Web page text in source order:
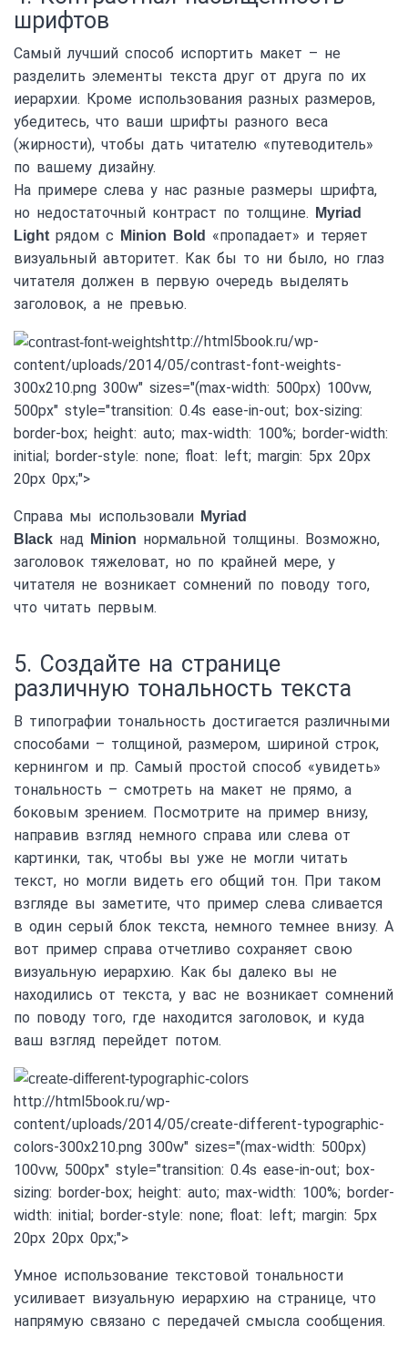
шрифтов
Самый лучший способ испортить макет – не
разделить элементы текста друг от друга по их
иерархии. Кроме использования разных размеров,
убедитесь, что ваши шрифты разного веса
(жирности), чтобы дать читателю «путеводитель»
по вашему дизайну.
На примере слева у нас разные размеры шрифта,
но недостаточный контраст по толщине.
Myriad
Light рядом с Minion Bold
«пропадает» и теряет
визуальный авторитет. Как бы то ни было, но глаз
читателя должен в первую очередь выделять
заголовок, а не превью.
http://html5book.ru/wp-
content/uploads/2014/05/contrast-font-weights-
300x210.png 300w" sizes="(max-width: 500px) 100vw,
500px" style="transition: 0.4s ease-in-out; box-sizing:
border-box; height: auto; max-width: 100%; border-width:
initial; border-style: none; float: left; margin: 5px 20px
20px 0px;">
Справа мы использовали Myriad
Black над Minion нормальной толщины. Возможно,
заголовок тяжеловат, но по крайней мере, у
читателя не возникает сомнений по поводу того,
что читать первым.
5. Создайте на странице
различную тональность текста
В типографии тональность достигается различными
способами – толщиной, размером, шириной строк,
кернингом и пр. Самый простой способ «увидеть»
тональность – смотреть на макет не прямо, а
боковым зрением. Посмотрите на пример внизу,
направив взгляд немного справа или слева от
картинки, так, чтобы вы уже не могли читать
текст, но могли видеть его общий тон. При таком
взгляде вы заметите, что пример слева сливается
в один серый блок текста, немного темнее внизу. А
вот пример справа отчетливо сохраняет свою
визуальную иерархию. Как бы далеко вы не
находились от текста, у вас не возникает сомнений
по поводу того, где находится заголовок, и куда
ваш взгляд перейдет потом.
http://html5book.ru/wp-
content/uploads/2014/05/create-different-typographic-
colors-300x210.png 300w" sizes="(max-width: 500px)
100vw, 500px" style="transition: 0.4s ease-in-out; box-
sizing: border-box; height: auto; max-width: 100%; border-
width: initial; border-style: none; float: left; margin: 5px
20px 20px 0px;">
Умное использование текстовой тональности
усиливает визуальную иерархию на странице, что
напрямую связано с передачей смысла сообщения.